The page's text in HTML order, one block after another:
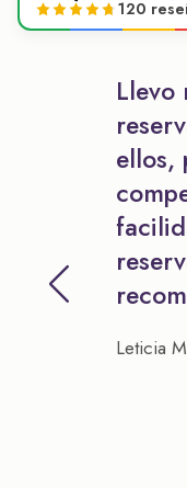
120
Llevo
ellos,
Leticia